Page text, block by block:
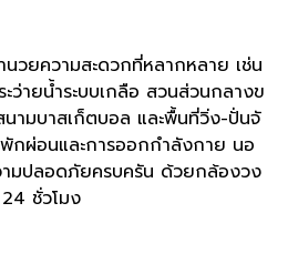
นวยความสะดวกที่หลากหลาย เช่น
ว่ายน้ำระบบเกลือ สวนส่วนกลางข
ามบาสเก็ตบอล และพื้นที่วิ่ง-ปั่นจั
กผ่อนและการออกกำลังกาย นอ
มปลอดภัยครบครัน ด้วยกล้องวง
ชั่วโมง